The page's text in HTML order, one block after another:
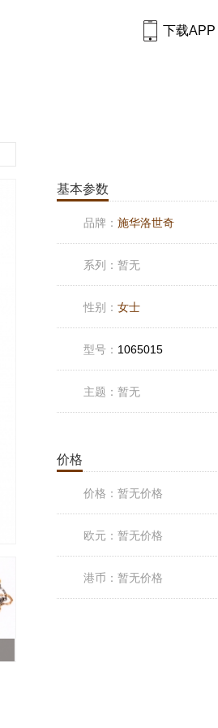
下载APP
基本参数
品牌： 施华洛世奇
系列： 暂无
性别： 女士
型号： 1065015
主题： 暂无
价格
价格： 暂无价格
欧元： 暂无价格
港币： 暂无价格